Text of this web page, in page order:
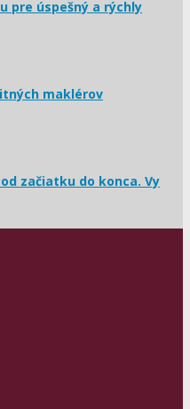
pre úspešný a rýchly
maklérov
začiatku do konca. Vy